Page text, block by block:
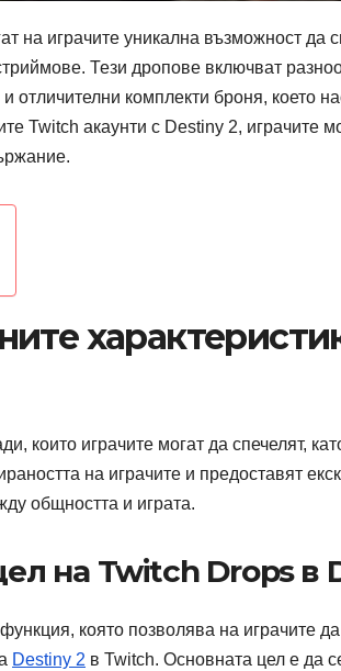
на играчите уникална възможност да
Тези дропове включват
отличителни комплекти броня, което
Twitch акаунти с Destiny 2, играчите
които играчите могат да спечелят,
на играчите и предоставят
общността и играта.
на Twitch Drops в
която позволява на играчите
Destiny 2 в Twitch. Основната цел е да